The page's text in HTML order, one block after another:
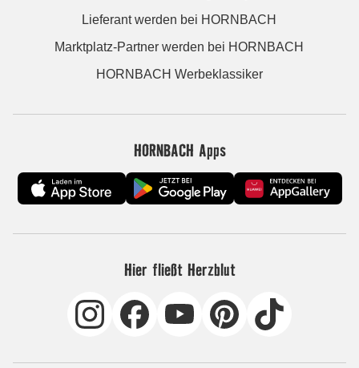
Lieferant werden bei HORNBACH
Marktplatz-Partner werden bei HORNBACH
HORNBACH Werbeklassiker
HORNBACH Apps
Hier fließt Herzblut